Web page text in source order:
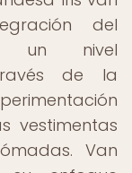
del
un nivel
de la
vestimentas
Van